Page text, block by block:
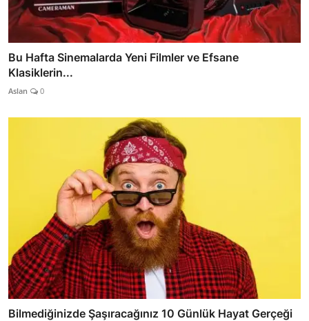
Bu Hafta Sinemalarda Yeni Filmler ve Efsane
Klasiklerin...
Aslan 0
Bilmediğinizde Şaşıracağınız 10 Günlük Hayat Gerçeği